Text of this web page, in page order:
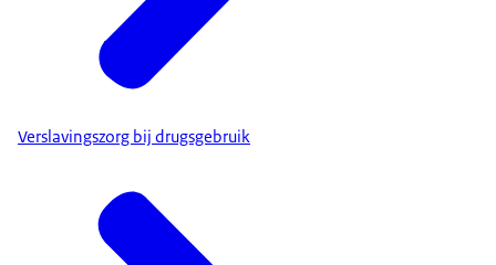
Verslavingszorg bij drugsgebruik